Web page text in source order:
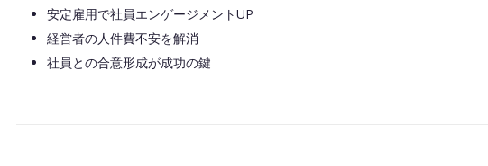
安定雇用で社員エンゲージメントUP
経営者の人件費不安を解消
社員との合意形成が成功の鍵